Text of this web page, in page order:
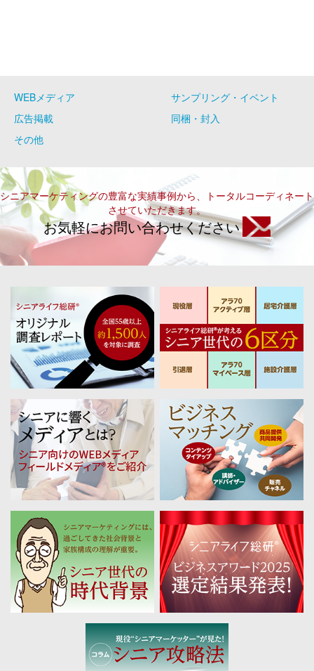
WEBメディア
サンプリング・イベント
広告掲載
同梱・封入
その他
シニアマーケティングの豊富な実績事例から、トータルコーディネート
させていただきます。
お気軽にお問い合わせください